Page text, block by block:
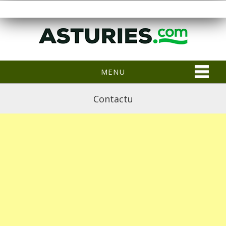
MENU
Contactu